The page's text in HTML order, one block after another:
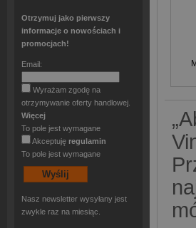
Otrzymuj jako pierwszy
informacje o nowościach i
promocjach!
Email:
Wyrażam zgodę na
otrzymywanie oferty handlowej.
Więcej
To pole jest wymagane
Akceptuję regulamin
To pole jest wymagane
Nasz newsletter wysyłany jest
zwykle raz na miesiąc.